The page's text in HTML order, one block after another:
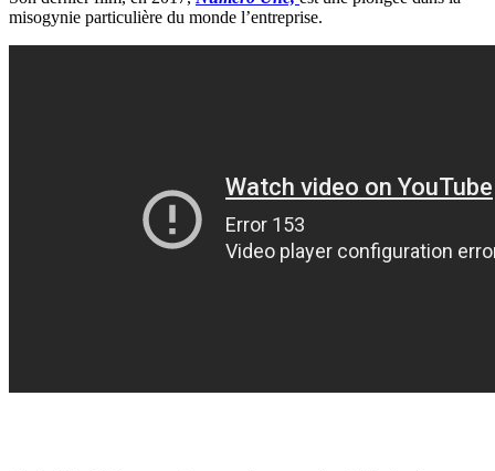
misogynie particulière du monde l’entreprise.